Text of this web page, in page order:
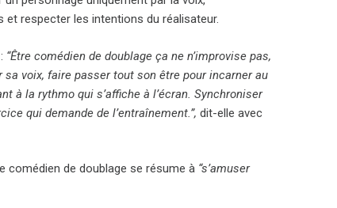
et respecter les intentions du réalisateur.
“Être comédien de doublage ça ne n’improvise pas,
sa voix, faire passer tout son être pour incarner au
à la rythmo qui s’affiche à l’écran. Synchroniser
qui demande de l’entraînement.”,dit-elle avec
comédien de doublage se résume à “s’amuser